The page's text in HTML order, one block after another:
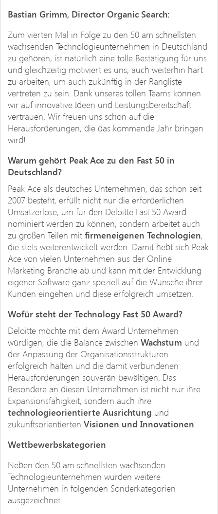
Bastian Grimm, Director Organic Search:
Zum vierten Mal in Folge zu den 50 am schnellsten
wachsenden Technologieunternehmen in Deutschland
zu gehören, ist natürlich eine tolle Bestätigung für uns
und gleichzeitig motiviert es uns, auch weiterhin hart
zu arbeiten, um auch zukünftig in der Rangliste
vertreten zu sein. Dank unseres tollen Teams können
wir auf innovative Ideen und Leistungsbereitschaft
vertrauen. Wir freuen uns schon auf die
Herausforderungen, die das kommende Jahr bringen
wird!
Warum gehört Peak Ace zu den Fast 50 in
Deutschland?
Peak Ace als deutsches Unternehmen, das schon seit
2007 besteht, erfüllt nicht nur die erforderlichen
Umsatzerlöse, um für den Deloitte Fast 50 Award
nominiert werden zu können, sondern arbeitet auch
zu großen Teilen mit firmeneigenen Technologien,
die stets weiterentwickelt werden. Damit hebt sich Peak
Ace von vielen Unternehmen aus der Online
Marketing Branche ab und kann mit der Entwicklung
eigener Software ganz speziell auf die Wünsche ihrer
Kunden eingehen und diese erfolgreich umsetzen.
Wofür steht der Technology Fast 50 Award?
Deloitte möchte mit dem Award Unternehmen
würdigen, die die Balance zwischen Wachstum und
der Anpassung der Organisationsstrukturen
erfolgreich halten und die damit verbundenen
Herausforderungen souverän bewältigen. Das
Besondere an diesen Unternehmen ist nicht nur ihre
Expansionsfähigkeit, sondern auch ihre
technologieorientierte Ausrichtung und
zukunftsorientierten Visionen und Innovationen.
Wettbewerbskategorien
Neben den 50 am schnellsten wachsenden
Technologieunternehmen wurden weitere
Unternehmen in folgenden Sonderkategorien
ausgezeichnet: